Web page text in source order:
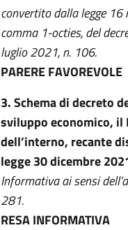
convertito dalla legge
comma 1-octies, del
luglio 2021, n. 106.
PARERE FAVOREVOLE
3. Schema di decreto
sviluppo economico, il
dell’interno, recante
legge 30 dicembre
Informativa ai sensi
281.
RESA INFORMATIVA